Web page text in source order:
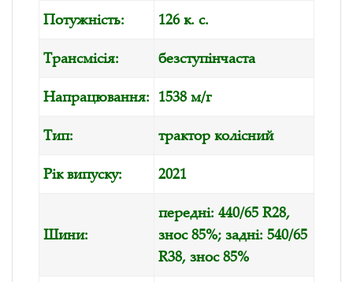
Потужність: 126 к. с.
Трансмісія: безступінчаста
Напрацювання: 1538 м/г
Тип: трактор колісний
Рік випуску: 2021
Шини:
передні: 440/65 R28,
знос 85%; задні: 540/65
R38, знос 85%